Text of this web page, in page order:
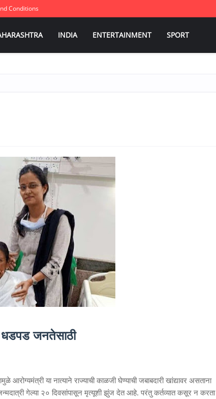
Conditions
INDIA ENTERTAINMENT SPORT
जनतेसाठी
आरोग्यमंत्री या नात्याने राज्याची काळजी घेण्याची जबाबदारी खांद्यावर असताना
गेल्या २० दिवसांपासून मृत्यूशी झुंज देत आहे. परंतु कर्तव्यात कसूर न करता